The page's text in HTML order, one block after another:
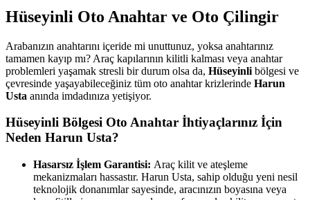
Hüseyinli Oto Anahtar ve Oto Çilingir
Arabanızın anahtarını içeride mi unuttunuz, yoksa anahtarınız
tamamen kayıp mı? Araç kapılarının kilitli kalması veya anahtar
problemleri yaşamak stresli bir durum olsa da, Hüseyinli bölgesi ve
çevresinde yaşayabileceğiniz tüm oto anahtar krizlerinde Harun
Usta anında imdadınıza yetişiyor.
Hüseyinli Bölgesi Oto Anahtar İhtiyaçlarınız İçin
Neden Harun Usta?
Hasarsız İşlem Garantisi: Araç kilit ve ateşleme
mekanizmaları hassastır. Harun Usta, sahip olduğu yeni nesil
teknolojik donanımlar sayesinde, aracınızın boyasına veya